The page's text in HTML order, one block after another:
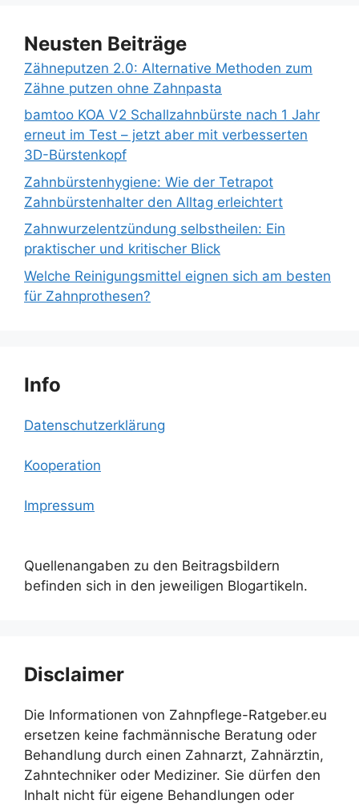
Neusten Beiträge
Zähneputzen 2.0: Alternative Methoden zum
Zähne putzen ohne Zahnpasta
bamtoo KOA V2 Schallzahnbürste nach 1 Jahr
erneut im Test – jetzt aber mit verbesserten
3D-Bürstenkopf
Zahnbürstenhygiene: Wie der Tetrapot
Zahnbürstenhalter den Alltag erleichtert
Zahnwurzelentzündung selbstheilen: Ein
praktischer und kritischer Blick
Welche Reinigungsmittel eignen sich am besten
für Zahnprothesen?
Info
Datenschutzerklärung
Kooperation
Impressum
Quellenangaben zu den Beitragsbildern
befinden sich in den jeweiligen Blogartikeln.
Disclaimer
Die Informationen von Zahnpflege-Ratgeber.eu
ersetzen keine fachmännische Beratung oder
Behandlung durch einen Zahnarzt, Zahnärztin,
Zahntechniker oder Mediziner. Sie dürfen den
Inhalt nicht für eigene Behandlungen oder